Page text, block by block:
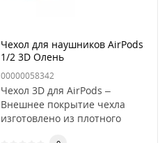
Чехол для наушников AirPods
1/2 3D Олень
00000058342
Чехол 3D для AirPods –
Внешнее покрытие чехла
изготовлено из плотного